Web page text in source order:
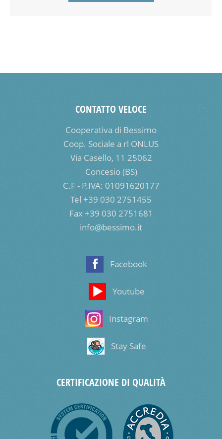
CONTATTO VELOCE
Cooperativa di Bessimo
Coop. Sociale a rl ONLUS
Via Casello, 11 25062
Concesio (BS)
C.F - P.IVA: 01091620177
Tel +39 030 2751455
Fax +39 030 2751681
info@bessimo.it
Facebook
Youtube
Instagram
Stay Safe
CERTIFICAZIONE DI QUALITÀ